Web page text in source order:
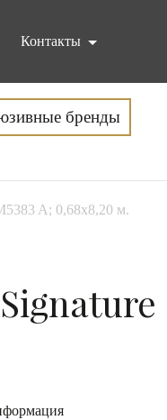
Контакты
бренды
A; 0,68x8,20 м.